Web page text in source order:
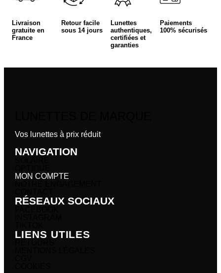
Livraison
gratuite en
France
Retour facile
sous 14 jours
Lunettes
authentiques,
certifiées et
garanties
Paiements
100% sécurisés
Vos lunettes à prix réduit
NAVIGATION
MON COMPTE
RÉSEAUX SOCIAUX
LIENS UTILES